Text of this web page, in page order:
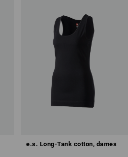
e.s. Long-Tank cotton, dames